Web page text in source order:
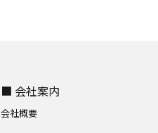
■ 会社案内
会社概要